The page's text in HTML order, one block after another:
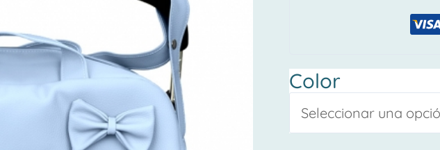
Color
cantidad